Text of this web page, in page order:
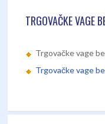
TRGOVAČKE VAGE
Trgovačke vage
Trgovačke vage